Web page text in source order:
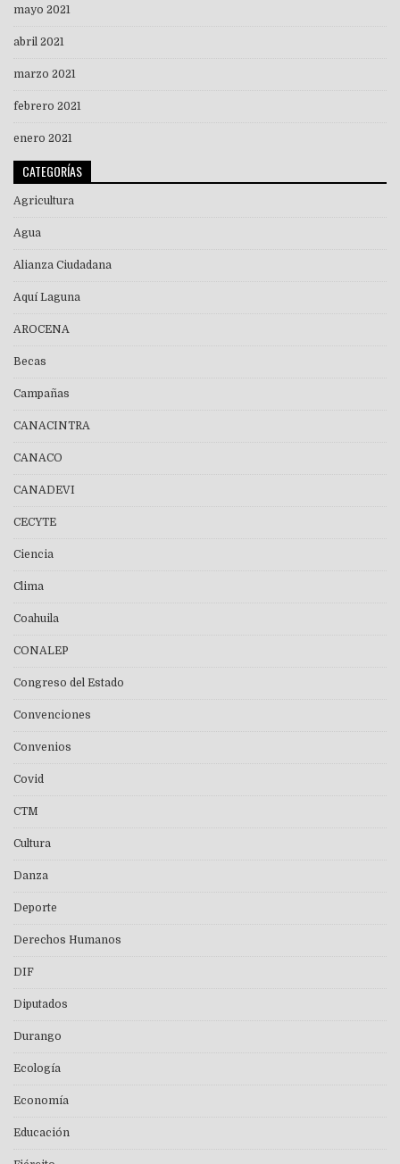
mayo 2021
abril 2021
marzo 2021
febrero 2021
enero 2021
CATEGORÍAS
Agricultura
Agua
Alianza Ciudadana
Aquí Laguna
AROCENA
Becas
Campañas
CANACINTRA
CANACO
CANADEVI
CECYTE
Ciencia
Clima
Coahuila
CONALEP
Congreso del Estado
Convenciones
Convenios
Covid
CTM
Cultura
Danza
Deporte
Derechos Humanos
DIF
Diputados
Durango
Ecología
Economía
Educación